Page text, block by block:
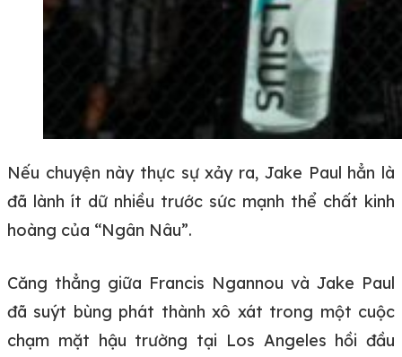
Nếu chuyện này thực sự xảy ra, Jake Paul hẳn là
đã lành ít dữ nhiều trước sức mạnh thể chất kinh
hoàng của “Ngân Nâu”.
Căng thẳng giữa Francis Ngannou và Jake Paul
đã suýt bùng phát thành xô xát trong một cuộc
chạm mặt hậu trường tại Los Angeles hồi đầu